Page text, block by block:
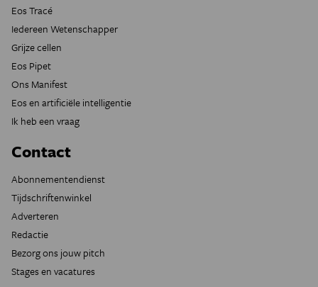
Eos Tracé
Iedereen Wetenschapper
Grijze cellen
Eos Pipet
Ons Manifest
Eos en artificiële intelligentie
Ik heb een vraag
Contact
Abonnementendienst
Tijdschriftenwinkel
Adverteren
Redactie
Bezorg ons jouw pitch
Stages en vacatures